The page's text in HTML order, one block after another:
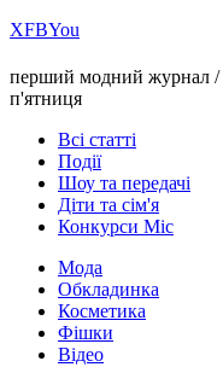
ХFBYou
перший модний журнал /
п'ятниця
Всі статті
Події
Шоу та передачі
Діти та сім'я
Конкурси Міс
Мода
Обкладинка
Косметика
Фішки
Відео